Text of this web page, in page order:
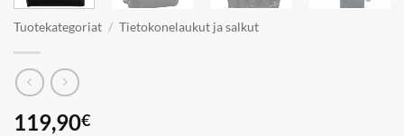
Tuotekategoriat / Tietokonelaukut ja salkut
119,90€